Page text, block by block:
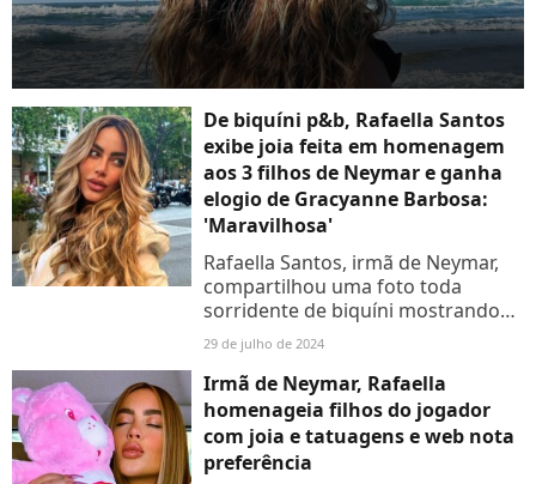
De biquíni p&b, Rafaella Santos
exibe joia feita em homenagem
aos 3 filhos de Neymar e ganha
elogio de Gracyanne Barbosa:
'Maravilhosa'
Rafaella Santos, irmã de Neymar,
compartilhou uma foto toda
sorridente de biquíni mostrando
uma homenagem fofíssima feita
para Davi Lucca, Mavie e Helena,
filhos de Neymar. Veja!
29 de julho de 2024
Irmã de Neymar, Rafaella
homenageia filhos do jogador
com joia e tatuagens e web nota
preferência